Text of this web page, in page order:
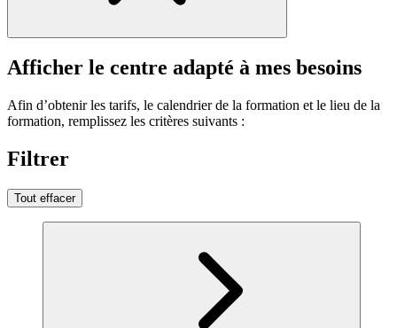
Afficher le centre adapté à mes besoins
Afin d’obtenir les tarifs, le calendrier de la formation et le lieu de la
formation, remplissez les critères suivants :
Filtrer
Tout effacer